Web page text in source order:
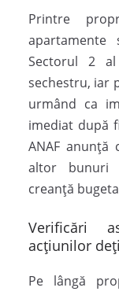
Printre
apartamente
Sectorul 2
sechestru, iar
urmând ca
imediat după
ANAF anunță
altor bunuri
creanță
Verificări
acțiunilor
Pe lângă